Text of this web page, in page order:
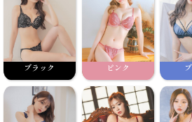
ブラック ピンク